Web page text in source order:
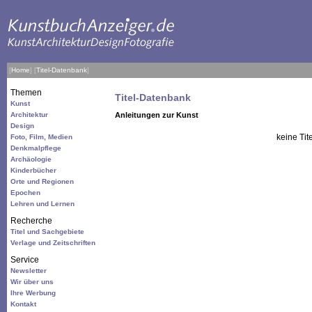
[Home] [Titel-Datenbank]
Themen
Kunst
Architektur
Design
Foto, Film, Medien
Denkmalpflege
Archäologie
Kinderbücher
Orte und Regionen
Epochen
Lehren und Lernen
Recherche
Titel und Sachgebiete
Verlage und Zeitschriften
Service
Newsletter
Wir über uns
Ihre Werbung
Kontakt
Titel-Datenbank
Anleitungen zur Kunst
keine